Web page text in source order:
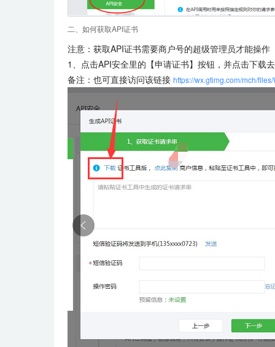
二、如何获取API证书
注意：获取API证书需要商户号的超级管理员才能操作
1、点击API安全里的【申请证书】按钮，并点击下载
备注：也可直接访问该链接 https://wx.gtimg.com/mch/